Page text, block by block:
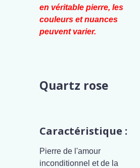
en véritable pierre, les
couleurs et nuances
peuvent varier.
Quartz rose
Caractéristique :
Pierre de l'amour
inconditionnel et de la